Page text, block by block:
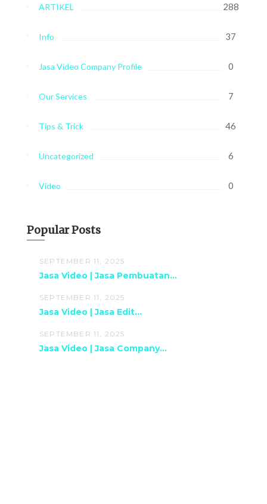
ARTIKEL 288
Info 37
Jasa Video Company Profile 0
Our Services 7
Tips & Trick 46
Uncategorized 6
Video 0
Popular Posts
SEPTEMBER 11, 2025
Jasa Video | Jasa Pembuatan...
SEPTEMBER 11, 2025
Jasa Video | Jasa Edit...
SEPTEMBER 11, 2025
Jasa Video | Jasa Company...